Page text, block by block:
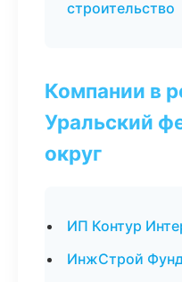
строительство
Компании в
Уральский
округ
ИП Контур
ИнжСтрой